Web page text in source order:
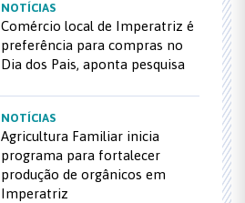
NOTÍCIAS
Comércio local de Imperatriz é
preferência para compras no
Dia dos Pais, aponta pesquisa
NOTÍCIAS
Agricultura Familiar inicia
programa para fortalecer
produção de orgânicos em
Imperatriz